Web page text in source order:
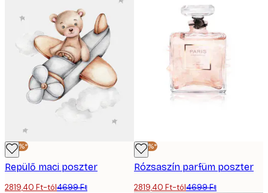
-40%*
Repülő maci poszter
2819,40 Ft-tól4699 Ft
-40%*
Rózsaszín parfüm poszter
2819,40 Ft-tól4699 Ft